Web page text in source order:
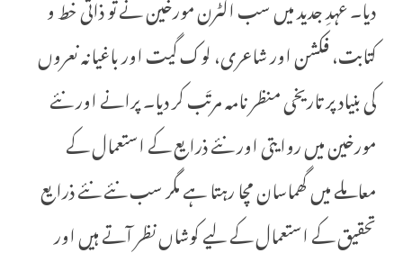
کتابت، فکشن اور شاعری، لوک گیت اور باغیانہ نعروں
کی بنیاد پر تاریخی منظر نامہ مرتَب کر دیا۔ پرانے اور نئے
مورخین میں روایتی اور نئے ذرایع کے استعمال کے
معاملے میں گھماسان مچا رہتا ہے مگر سب نئے نئے ذرایع
تحقیق کے استعمال کے لیے کوشاں نظر آتے ہیں اور